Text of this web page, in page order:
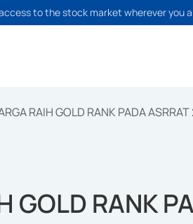
to the stock market wherever you
RAIH GOLD RANK PADA
GOLD RANK